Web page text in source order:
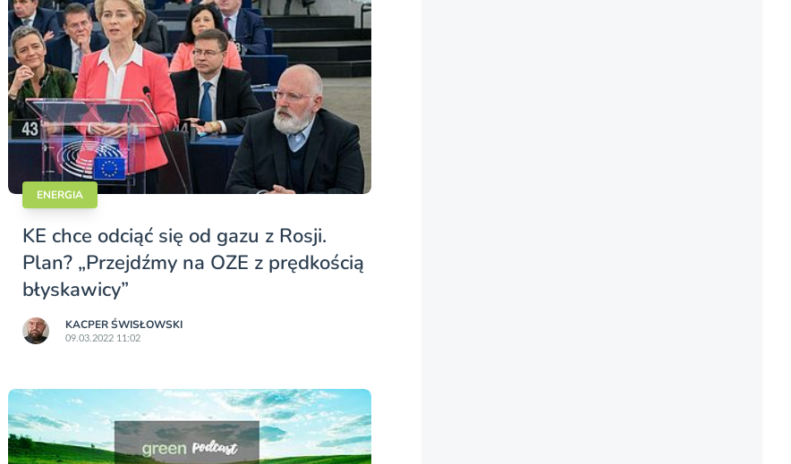
ENERGIA
KE chce odciąć się od gazu z Rosji.
Plan? „Przejdźmy na OZE z prędkością
błyskawicy”
KACPER ŚWISŁO­WSKI
09.03.2022 11:02